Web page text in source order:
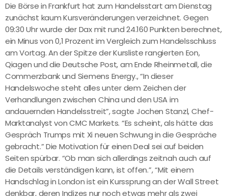
Die Börse in Frankfurt hat zum Handelsstart am Dienstag
zunächst kaum Kursveränderungen verzeichnet. Gegen
09:30 Uhr wurde der Dax mit rund 24.160 Punkten berechnet,
ein Minus von 0,1 Prozent im Vergleich zum Handelsschluss
am Vortag. An der Spitze der Kursliste rangierten Eon,
Qiagen und die Deutsche Post, am Ende Rheinmetall, die
Commerzbank und Siemens Energy., “In dieser
Handelswoche steht alles unter dem Zeichen der
Verhandlungen zwischen China und den USA im
andauernden Handelsstreit”, sagte Jochen Stanzl, Chef-
Marktanalyst von CMC Markets. “Es scheint, als hätte das
Gespräch Trumps mit Xi neuen Schwung in die Gespräche
gebracht.” Die Motivation für einen Deal sei auf beiden
Seiten spürbar. “Ob man sich allerdings zeitnah auch auf
die Details verständigen kann, ist offen.”, “Mit einem
Handschlag in London ist ein Kurssprung an der Wall Street
denkbar, deren Indizes nur noch etwas mehr als zwei